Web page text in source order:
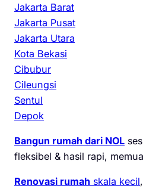
Jakarta Barat
Jakarta Pusat
Jakarta Utara
Kota Bekasi
Cibubur
Cileungsi
Sentul
Depok
Bangun rumah dari NOL
fleksibel & hasil rapi,
Renovasi rumah skala kecil,